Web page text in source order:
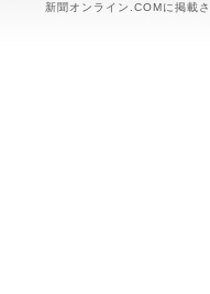
新聞オンライン.COMに掲載